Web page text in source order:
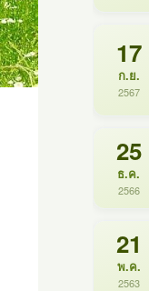
17
ก.ย.
2567
25
ธ.ค.
2566
21
พ.ค.
2563